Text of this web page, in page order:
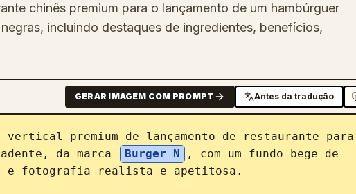
chinês premium para o lançamento de um hambúrguer
incluindo destaques de ingredientes, benefícios,
GERAR IMAGEM COM PROMPT Antes da tradução
premium de lançamento de restaurante para
da marca
Burger N
, com um fundo bege de
e fotografia realista e apetitosa.